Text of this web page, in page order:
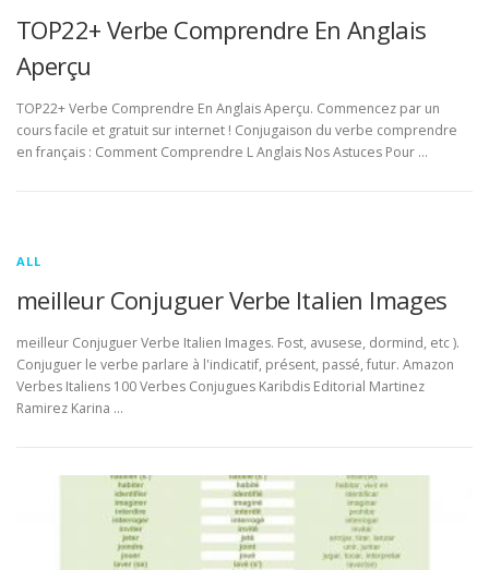
TOP22+ Verbe Comprendre En Anglais
Aperçu
TOP22+ Verbe Comprendre En Anglais Aperçu. Commencez par un
cours facile et gratuit sur internet ! Conjugaison du verbe comprendre
en français : Comment Comprendre L Anglais Nos Astuces Pour …
ALL
meilleur Conjuguer Verbe Italien Images
meilleur Conjuguer Verbe Italien Images. Fost, avusese, dormind, etc ).
Conjuguer le verbe parlare à l'indicatif, présent, passé, futur. Amazon
Verbes Italiens 100 Verbes Conjugues Karibdis Editorial Martinez
Ramirez Karina …